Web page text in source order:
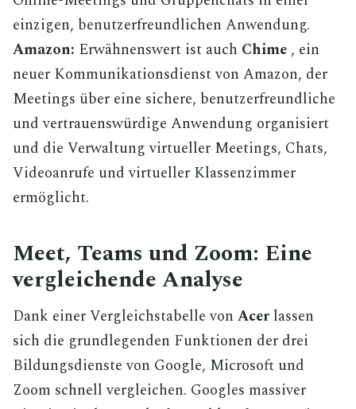
einzigen, benutzerfreundlichen Anwendung.
Amazon: Erwähnenswert ist auch Chime , ein
neuer Kommunikationsdienst von Amazon, der
Meetings über eine sichere, benutzerfreundliche
und vertrauenswürdige Anwendung organisiert
und die Verwaltung virtueller Meetings, Chats,
Videoanrufe und virtueller Klassenzimmer
ermöglicht.
Meet, Teams und Zoom: Eine
vergleichende Analyse
Dank einer Vergleichstabelle von Acer lassen
sich die grundlegenden Funktionen der drei
Bildungsdienste von Google, Microsoft und
Zoom schnell vergleichen. Googles massiver